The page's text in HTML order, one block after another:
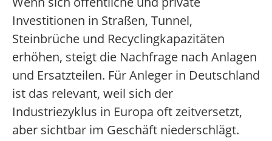
Investitionen in Straßen, Tunnel,
Steinbrüche und Recyclingkapazitäten
erhöhen, steigt die Nachfrage nach Anlagen
und Ersatzteilen. Für Anleger in Deutschland
ist das relevant, weil sich der
Industriezyklus in Europa oft zeitversetzt,
aber sichtbar im Geschäft niederschlägt.